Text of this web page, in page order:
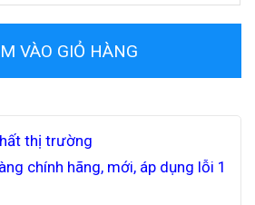
VÀO GIỎ HÀNG
thị trường
chính hãng, mới, áp dụng lỗi 1